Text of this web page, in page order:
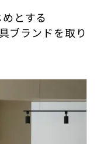
とする
ブランドを取り